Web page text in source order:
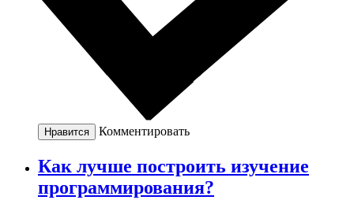
Нравится Комментировать
Как лучше построить изучение
программирования?